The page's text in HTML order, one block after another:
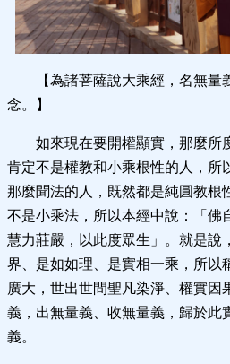
【為諸菩薩說大乘經，名無
念。】
如來現在要開權顯實，那麼所
肯定不是權教和小乘根性的人，所
那麼聞法的人，既然都是純圓教根
不是小乘法，所以本經中說：「佛
慧力莊嚴，以此度眾生」。就是說
界、是如如理、是實相一乘，所以
廣大，世出世間聖凡染淨、權實因
義，出無量義、收無量義，歸於此
義。